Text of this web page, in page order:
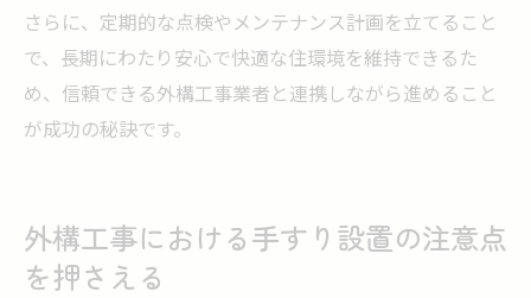
さらに、定期的な点検やメンテナンス計画を立てること
で、長期にわたり安心で快適な住環境を維持できるた
め、信頼できる外構工事業者と連携しながら進めること
が成功の秘訣です。
外構工事における手すり設置の注意点
を押さえる